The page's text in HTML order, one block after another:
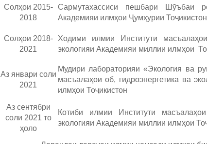
Солҳои 2015-
2018
Сармутахассиси пешбари Шӯъбаи
Академияи илмҳои Ҷумҳурии
Солҳои 2018-
2021
Ходими илмии Институти
экологияи Академияи миллии илмҳои
Аз январи соли
2021
Мудири лабораторияи «Экология ва
масъалаҳои об, гидроэнергетика ва
илмҳои Тоҷикистон
Аз сентябри
соли 2021 то
ҳоло
Котиби илмии Институти
экологияи Академияи миллии илмҳои